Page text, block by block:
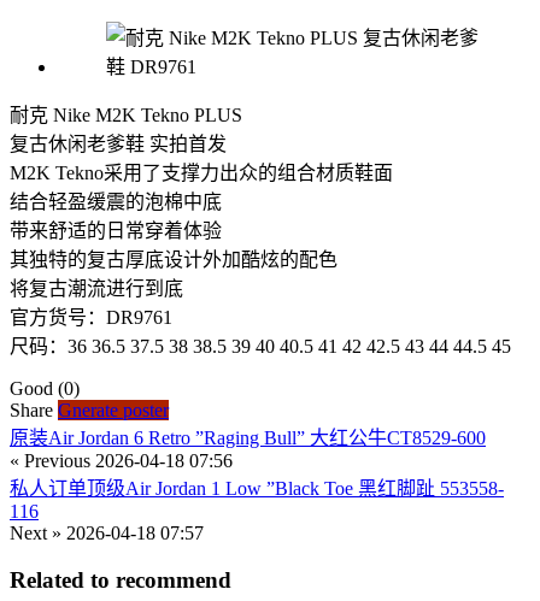
耐克 Nike M2K Tekno PLUS
复古休闲老爹鞋 实拍首发
M2K Tekno采用了支撑力出众的组合材质鞋面
结合轻盈缓震的泡棉中底
带来舒适的日常穿着体验
其独特的复古厚底设计外加酷炫的配色
将复古潮流进行到底
官方货号：DR9761
尺码：36 36.5 37.5 38 38.5 39 40 40.5 41 42 42.5 43 44 44.5 45
Good (0)
Share Gnerate poster
原装Air Jordan 6 Retro ”Raging Bull” 大红公牛CT8529-600
« Previous 2026-04-18 07:56
私人订单顶级Air Jordan 1 Low ”Black Toe 黑红脚趾 553558-
116
Next » 2026-04-18 07:57
Related to recommend